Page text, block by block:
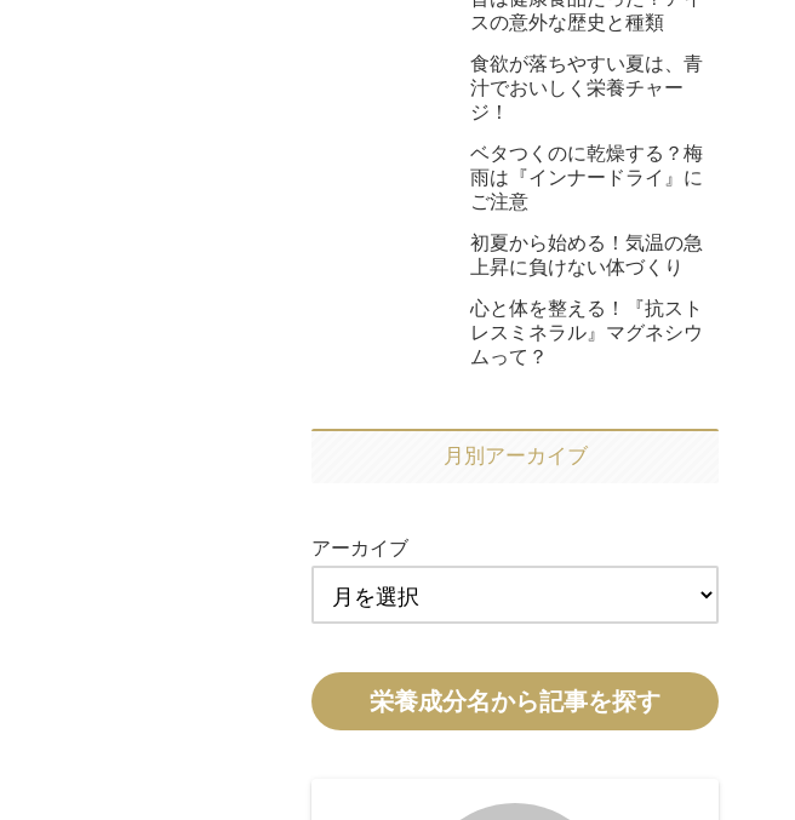
スの意外な歴史と種類
食欲が落ちやすい夏は、青
汁でおいしく栄養チャー
ジ！
ベタつくのに乾燥する？梅
雨は『インナードライ』に
ご注意
初夏から始める！気温の急
上昇に負けない体づくり
心と体を整える！『抗スト
レスミネラル』マグネシウ
ムって？
月別アーカイブ
アーカイブ
栄養成分名から記事を探す